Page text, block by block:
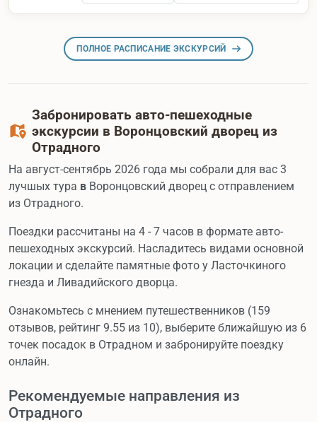
ПОЛНОЕ РАСПИСАНИЕ ЭКСКУРСИЙ
Забронировать авто-пешеходные
экскурсии в Воронцовский дворец из
Отрадного
На август-сентябрь 2026 года мы собрали для вас 3
лучшых тура в Воронцовский дворец с отправлением
из Отрадного.
Поездки рассчитаны на 4 - 7 часов в формате авто-
пешеходных экскурсий. Насладитесь видами основной
локации и сделайте памятные фото у Ласточкиного
гнезда и Ливадийского дворца.
Ознакомьтесь с мнением путешественников (159
отзывов, рейтинг 9.55 из 10), выберите ближайшую из 6
точек посадок в Отрадном и забронируйте поездку
онлайн.
Рекомендуемые направления из
Отрадного